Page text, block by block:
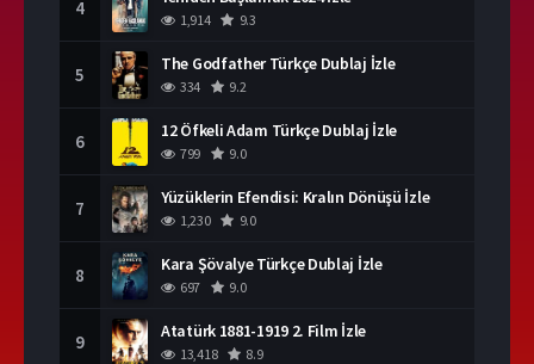
4
1,914 9.3
5 The Godfather Türkçe Dublaj İzle
334 9.2
6 12 Öfkeli Adam Türkçe Dublaj İzle
799 9.0
7 Yüzüklerin Efendisi: Kralın Dönüşü İzle
1,230 9.0
8 Kara Şövalye Türkçe Dublaj İzle
697 9.0
9 Atatürk 1881-1919 2. Film İzle
13,418 8.9